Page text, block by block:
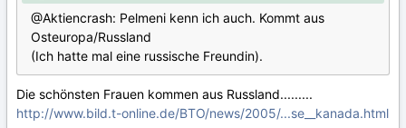
@Aktiencrash: Pelmeni kenn ich auch. Kommt aus
Osteuropa/Russland
(Ich hatte mal eine russische Freundin).
Die schönsten Frauen kommen aus Russland.........
http://www.bild.t-online.de/BTO/news/2005/...se__kanada.html